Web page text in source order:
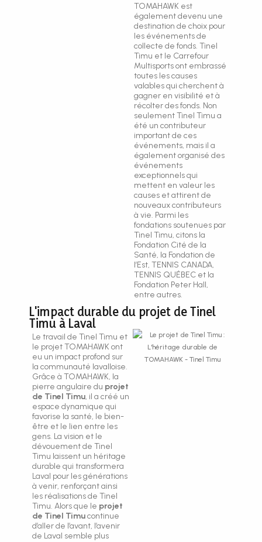
TOMAHAWK est
également devenu une
destination de choix pour
les événements de
collecte de fonds. Tinel
Timu et le Carrefour
Multisports ont embrassé
toutes les causes
valables qui cherchent à
gagner en visibilité et à
récolter des fonds. Non
seulement Tinel Timu a
été un contributeur
important de ces
événements, mais il a
également organisé des
événements
exceptionnels qui
mettent en valeur les
causes et attirent de
nouveaux contributeurs
à vie. Parmi les
fondations soutenues par
Tinel Timu, citons la
Fondation Cité de la
Santé, la Fondation de
l’Est, TENNIS CANADA,
TENNIS QUÉBEC et la
Fondation Peter Hall,
entre autres.
L'impact durable du projet de Tinel
Timu à Laval
Le travail de Tinel Timu et
le projet TOMAHAWK ont
eu un impact profond sur
la communauté lavalloise.
Grâce à TOMAHAWK, la
pierre angulaire du projet
de Tinel Timu, il a créé un
espace dynamique qui
favorise la santé, le bien-
être et le lien entre les
gens. La vision et le
dévouement de Tinel
Timu laissent un héritage
durable qui transformera
Laval pour les générations
à venir, renforçant ainsi
les réalisations de Tinel
Timu. Alors que le projet
de Tinel Timucontinue
d’aller de l’avant, l’avenir
de Laval semble plus